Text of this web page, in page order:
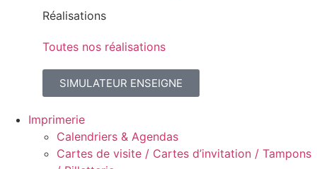
Réalisations
Toutes nos réalisations
SIMULATEUR ENSEIGNE
Imprimerie
Calendriers & Agendas
Cartes de visite / Cartes d’invitation / Tampons